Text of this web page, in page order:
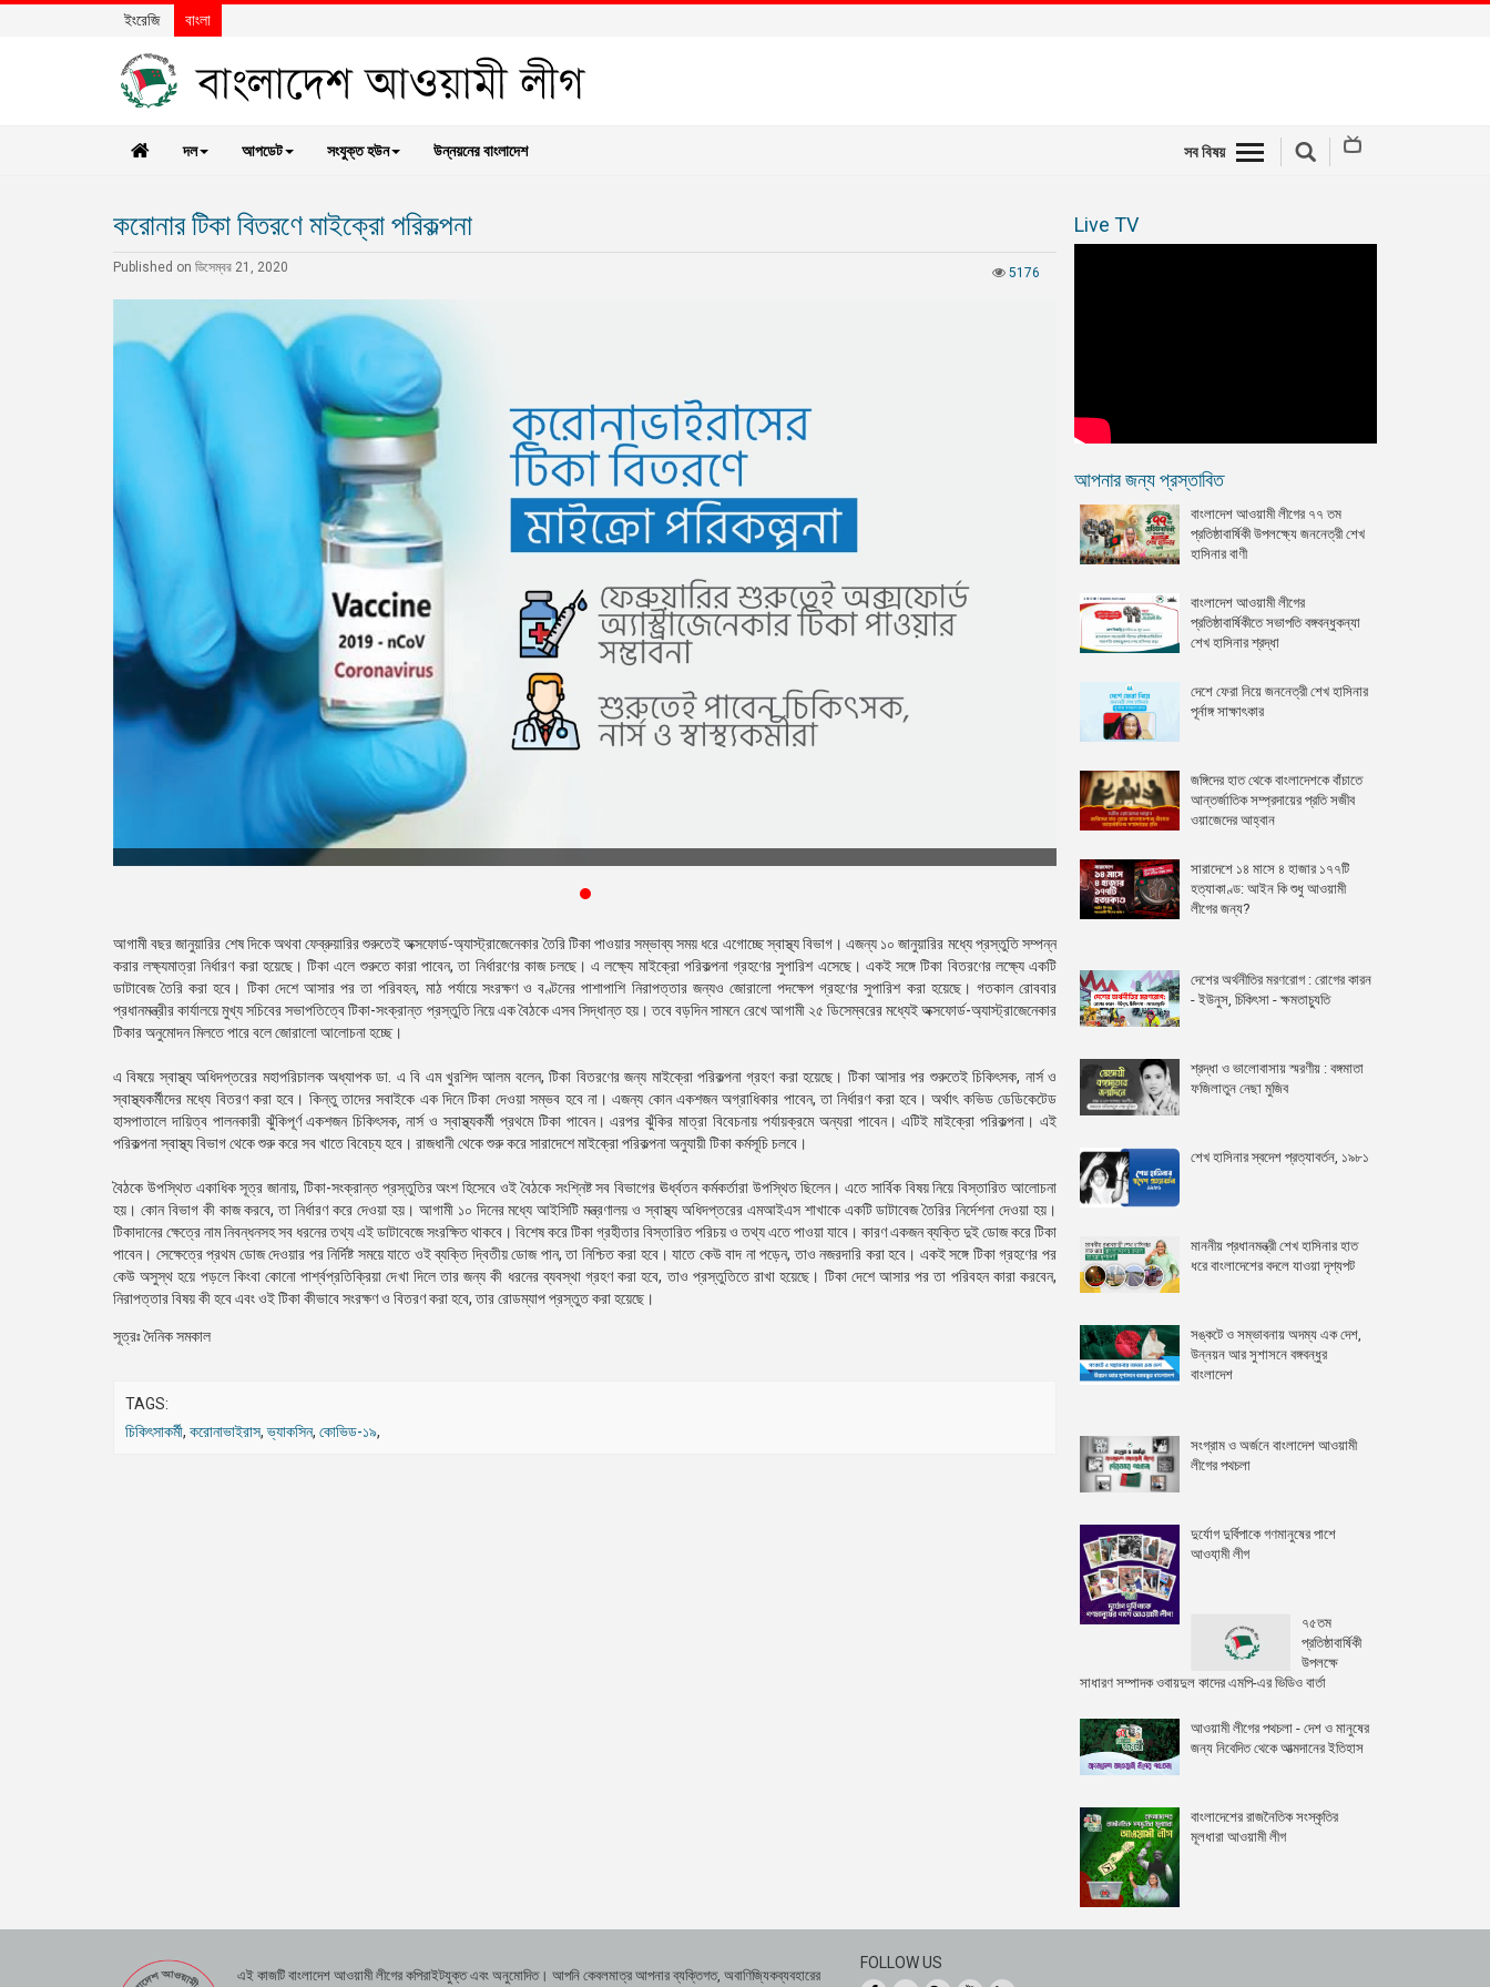
ইংরেজি বাংলা
দল আপডেট সংযুক্ত হউন উন্নয়নের বাংলাদেশ সব বিষয়
করোনার টিকা বিতরণে মাইক্রো পরিকল্পনা
5176
Published on ডিসেম্বর 21, 2020
আগামী বছর জানুয়ারির শেষ দিকে অথবা ফেব্রুয়ারির শুরুতেই অক্সফোর্ড-অ্যাস্ট্রাজেনেকার তৈরি টিকা পাওয়ার সম্ভাব্য সময় ধরে এগোচ্ছে স্বাস্থ্য বিভাগ। এজন্য ১০ জানুয়ারির মধ্যে প্রস্তুতি সম্পন্ন
করার লক্ষ্যমাত্রা নির্ধারণ করা হয়েছে। টিকা এলে শুরুতে কারা পাবেন, তা নির্ধারণের কাজ চলছে। এ লক্ষ্যে মাইক্রো পরিকল্পনা গ্রহণের সুপারিশ এসেছে। একই সঙ্গে টিকা বিতরণের লক্ষ্যে একটি
ডাটাবেজ তৈরি করা হবে। টিকা দেশে আসার পর তা পরিবহন, মাঠ পর্যায়ে সংরক্ষণ ও বণ্টনের পাশাপাশি নিরাপত্তার জন্যও জোরালো পদক্ষেপ গ্রহণের সুপারিশ করা হয়েছে। গতকাল রোববার
প্রধানমন্ত্রীর কার্যালয়ে মুখ্য সচিবের সভাপতিত্বে টিকা-সংক্রান্ত প্রস্তুতি নিয়ে এক বৈঠকে এসব সিদ্ধান্ত হয়। তবে বড়দিন সামনে রেখে আগামী ২৫ ডিসেম্বরের মধ্যেই অক্সফোর্ড-অ্যাস্ট্রাজেনেকার
টিকার অনুমোদন মিলতে পারে বলে জোরালো আলোচনা হচ্ছে।
এ বিষয়ে স্বাস্থ্য অধিদপ্তরের মহাপরিচালক অধ্যাপক ডা. এ বি এম খুরশিদ আলম বলেন, টিকা বিতরণের জন্য মাইক্রো পরিকল্পনা গ্রহণ করা হয়েছে। টিকা আসার পর শুরুতেই চিকিৎসক, নার্স ও
স্বাস্থ্যকর্মীদের মধ্যে বিতরণ করা হবে। কিন্তু তাদের সবাইকে এক দিনে টিকা দেওয়া সম্ভব হবে না। এজন্য কোন একশজন অগ্রাধিকার পাবেন, তা নির্ধারণ করা হবে। অর্থাৎ কভিড ডেডিকেটেড
হাসপাতালে দায়িত্ব পালনকারী ঝুঁকিপূর্ণ একশজন চিকিৎসক, নার্স ও স্বাস্থ্যকর্মী প্রথমে টিকা পাবেন। এরপর ঝুঁকির মাত্রা বিবেচনায় পর্যায়ক্রমে অন্যরা পাবেন। এটিই মাইক্রো পরিকল্পনা। এই
পরিকল্পনা স্বাস্থ্য বিভাগ থেকে শুরু করে সব খাতে বিবেচ্য হবে। রাজধানী থেকে শুরু করে সারাদেশে মাইক্রো পরিকল্পনা অনুযায়ী টিকা কর্মসূচি চলবে।
বৈঠকে উপস্থিত একাধিক সূত্র জানায়, টিকা-সংক্রান্ত প্রস্তুতির অংশ হিসেবে ওই বৈঠকে সংশ্নিষ্ট সব বিভাগের ঊর্ধ্বতন কর্মকর্তারা উপস্থিত ছিলেন। এতে সার্বিক বিষয় নিয়ে বিস্তারিত আলোচনা
হয়। কোন বিভাগ কী কাজ করবে, তা নির্ধারণ করে দেওয়া হয়। আগামী ১০ দিনের মধ্যে আইসিটি মন্ত্রণালয় ও স্বাস্থ্য অধিদপ্তরের এমআইএস শাখাকে একটি ডাটাবেজ তৈরির নির্দেশনা দেওয়া হয়।
টিকাদানের ক্ষেত্রে নাম নিবন্ধনসহ সব ধরনের তথ্য এই ডাটাবেজে সংরক্ষিত থাকবে। বিশেষ করে টিকা গ্রহীতার বিস্তারিত পরিচয় ও তথ্য এতে পাওয়া যাবে। কারণ একজন ব্যক্তি দুই ডোজ করে টিকা
পাবেন। সেক্ষেত্রে প্রথম ডোজ দেওয়ার পর নির্দিষ্ট সময়ে যাতে ওই ব্যক্তি দ্বিতীয় ডোজ পান, তা নিশ্চিত করা হবে। যাতে কেউ বাদ না পড়েন, তাও নজরদারি করা হবে। একই সঙ্গে টিকা গ্রহণের পর
কেউ অসুস্থ হয়ে পড়লে কিংবা কোনো পার্শ্বপ্রতিক্রিয়া দেখা দিলে তার জন্য কী ধরনের ব্যবস্থা গ্রহণ করা হবে, তাও প্রস্তুতিতে রাখা হয়েছে। টিকা দেশে আসার পর তা পরিবহন কারা করবেন,
নিরাপত্তার বিষয় কী হবে এবং ওই টিকা কীভাবে সংরক্ষণ ও বিতরণ করা হবে, তার রোডম্যাপ প্রস্তুত করা হয়েছে।
সূত্রঃ দৈনিক সমকাল
TAGS:
চিকিৎসাকর্মী, করোনাভাইরাস,ভ্যাকসিন, কোভিড-১৯,
Live TV
আপনার জন্য প্রস্তাবিত
বাংলাদেশ আওয়ামী লীগের ৭৭ তম
প্রতিষ্ঠাবার্ষিকী উপলক্ষ্যে জননেত্রী শেখ
হাসিনার বাণী
বাংলাদেশ আওয়ামী লীগের
প্রতিষ্ঠাবার্ষিকীতে সভাপতি বঙ্গবন্ধুকন্যা
শেখ হাসিনার শ্রদ্ধা
দেশে ফেরা নিয়ে জননেত্রী শেখ হাসিনার
পূর্নাঙ্গ সাক্ষাৎকার
জঙ্গিদের হাত থেকে বাংলাদেশকে বাঁচাতে
আন্তর্জাতিক সম্প্রদায়ের প্রতি সজীব
ওয়াজেদের আহ্বান
সারাদেশে ১৪ মাসে ৪ হাজার ১৭৭টি
হত্যাকাণ্ড: আইন কি শুধু আওয়ামী
লীগের জন্য?
দেশের অর্থনীতির মরণরোগ : রোগের কারন
- ইউনুস, চিকিৎসা - ক্ষমতাচ্যুতি
শ্রদ্ধা ও ভালোবাসায় স্মরণীয় : বঙ্গমাতা
ফজিলাতুন নেছা মুজিব
শেখ হাসিনার স্বদেশ প্রত্যাবর্তন, ১৯৮১
মাননীয় প্রধানমন্ত্রী শেখ হাসিনার হাত
ধরে বাংলাদেশের বদলে যাওয়া দৃশ্যপট
সঙ্কটে ও সম্ভাবনায় অদম্য এক দেশ,
উন্নয়ন আর সুশাসনে বঙ্গবন্ধুর
বাংলাদেশ
সংগ্রাম ও অর্জনে বাংলাদেশ আওয়ামী
লীগের পথচলা
দুর্যোগ দুর্বিপাকে গণমানুষের পাশে
আওযা়মী লীগ
৭৫তম
প্রতিষ্ঠাবার্ষিকী
উপলক্ষে
সাধারণ সম্পাদক ওবায়দুল কাদের এমপি-এর ভিডিও বার্তা
আওয়ামী লীগের পথচলা - দেশ ও মানুষের
জন্য নিবেদিত থেকে আত্মদানের ইতিহাস
বাংলাদেশের রাজনৈতিক সংস্কৃতির
মূলধারা আওয়ামী লীগ
এই কাজটি বাংলাদেশ আওয়ামী লীগের কপিরাইটযুক্ত এবং অনুমোদিত। আপনি কেবলমাত্র আপনার ব্যক্তিগত, অবাণিজ্যিকব্যবহারের
FOLLOW US